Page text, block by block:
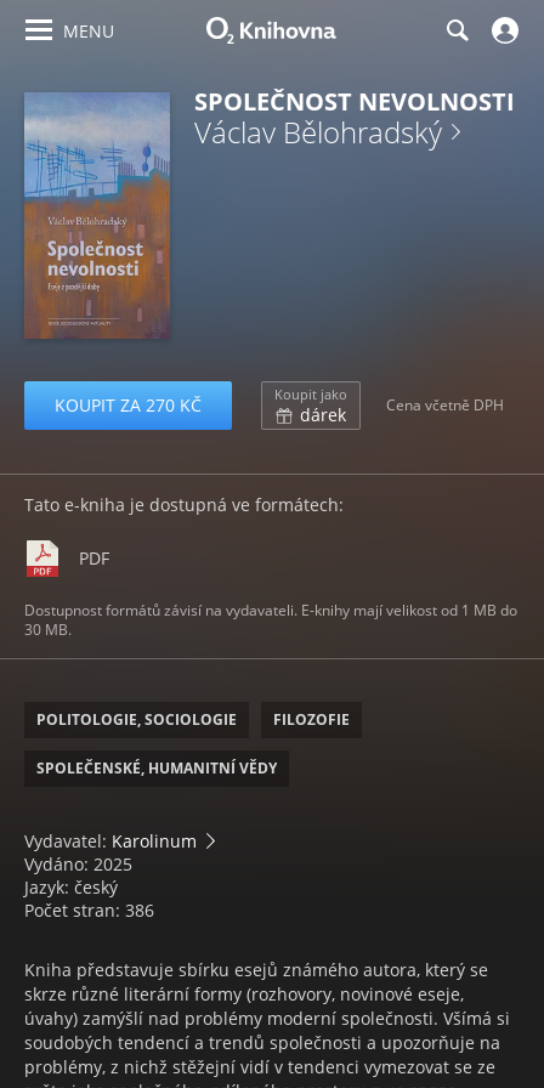
MENU
SPOLEČNOST NEVOLNOSTI
Václav Bělohradský
KOUPIT ZA 270 KČ Koupit jako
dárek Cena včetně DPH
Tato e-kniha je dostupná ve formátech:
PDF
Dostupnost formátů závisí na vydavateli. E-knihy mají velikost od 1 MB do
30 MB.
POLITOLOGIE, SOCIOLOGIE FILOZOFIE
SPOLEČENSKÉ, HUMANITNÍ VĚDY
Vydavatel: Karolinum
Vydáno: 2025
Jazyk: český
Počet stran: 386
Kniha představuje sbírku esejů známého autora, který se
skrze různé literární formy (rozhovory, novinové eseje,
úvahy) zamýšlí nad problémy moderní společnosti. Všímá si
soudobých tendencí a trendů společnosti a upozorňuje na
problémy, z nichž stěžejní vidí v tendenci vymezovat se ze